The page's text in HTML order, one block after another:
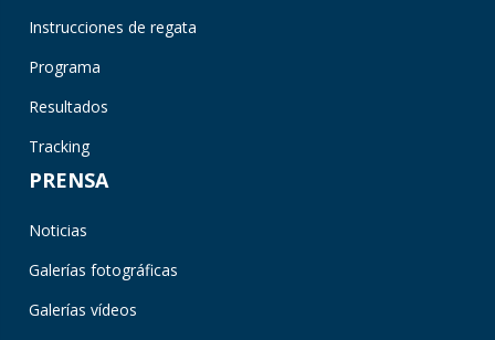
Instrucciones de regata
Programa
Resultados
Tracking
PRENSA
Noticias
Galerías fotográficas
Galerías vídeos